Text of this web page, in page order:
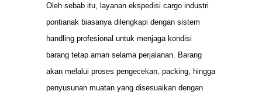
Oleh sebab itu, layanan ekspedisi cargo industri
pontianak biasanya dilengkapi dengan sistem
handling profesional untuk menjaga kondisi
barang tetap aman selama perjalanan. Barang
akan melalui proses pengecekan, packing, hingga
penyusunan muatan yang disesuaikan dengan